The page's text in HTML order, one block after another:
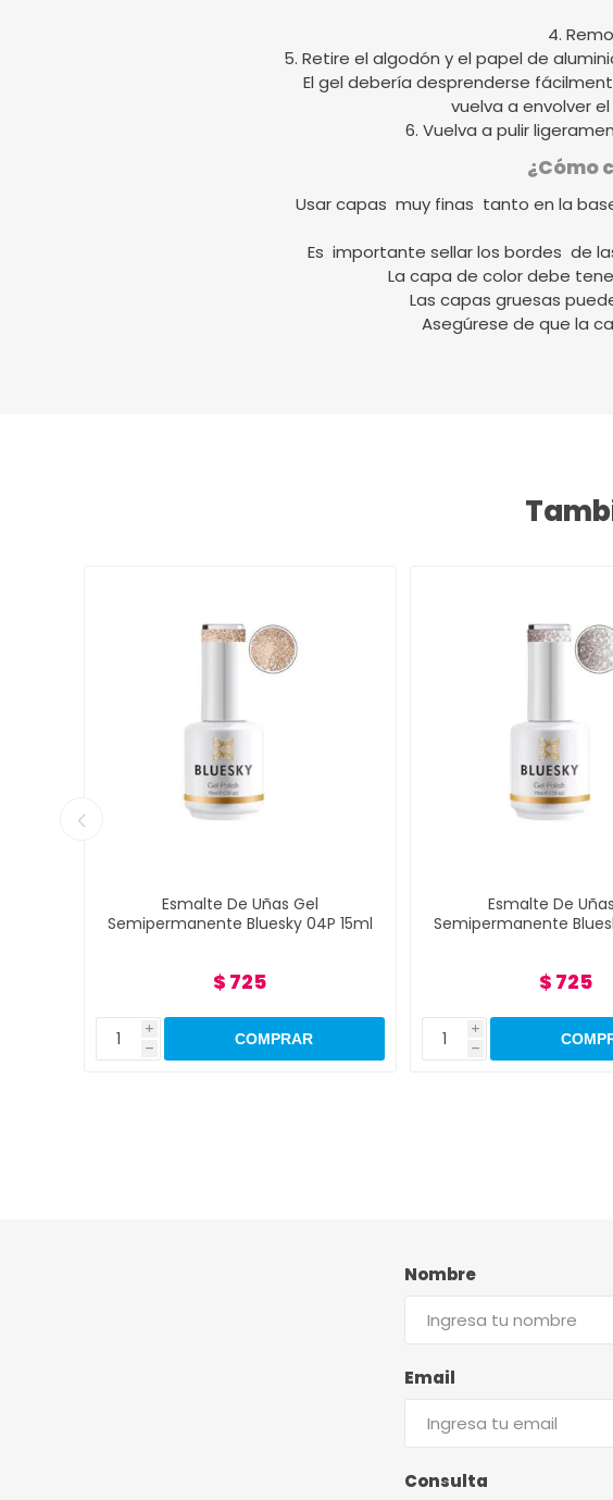
4.
5. Retire el algodón y el papel de
El gel debería desprenderse
vuelva a envolver
6. Vuelva a pulir
¿Cómo
Usar capas muy finas tanto en la
Es importante sellar los bordes de
La capa de color debe
Las capas gruesas
Asegúrese de que la
Esmalte De Uñas Gel
Semipermanente Bluesky 04P 15ml
$ 725
i
h
Esmalte De
Semipermanente
$ 725
i
h
Nombre
Email
Consulta